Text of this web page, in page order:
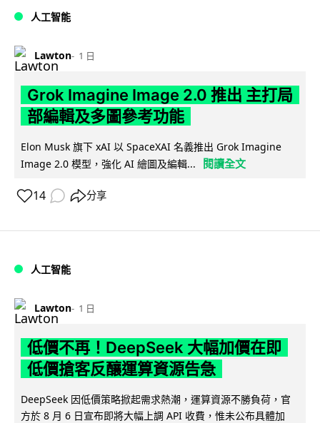
人工智能
Lawton 1 日
Grok Imagine Image 2.0 推出 主打局
部編輯及多圖參考功能
Elon Musk 旗下 xAI 以 SpaceXAI 名義推出 Grok Imagine
Image 2.0 模型，強化 AI 繪圖及編輯...
閱讀全文
14 分享
人工智能
Lawton 1 日
低價不再！DeepSeek 大幅加價在即
低價搶客反釀運算資源告急
DeepSeek 因低價策略掀起需求熱潮，運算資源不勝負荷，官
方於 8 月 6 日宣布即將大幅上調 API 收費，惟未公布具體加